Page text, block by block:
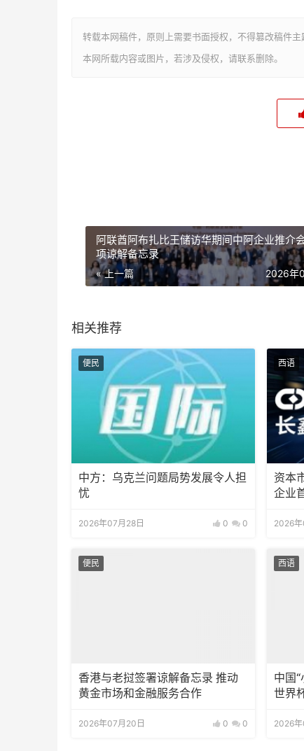
转载本网稿件，原则上需要书面授权，不得篡改稿件
本网所载内容或图片，若涉及侵权，请联系删除。
阿联酋阿布扎比王储访华期间中阿企业推介
项谅解备忘录
« 上一篇 2026年
相关推荐
便民
中方：乌克兰问题局势发展令人担
忧
2026年07月28日 0 0
西语
资本
企业
2026年
便民
香港与老挝签署谅解备忘录 推动
黄金市场和金融服务合作
2026年07月20日 0 0
西语
中国
世界
2026